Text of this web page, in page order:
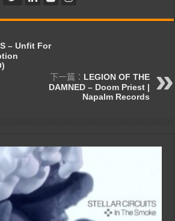
– Unfit For
下一篇： LEGION OF THE
DAMNED – Doom Priest |
Napalm Records